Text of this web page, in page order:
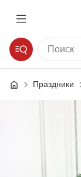
Праздники